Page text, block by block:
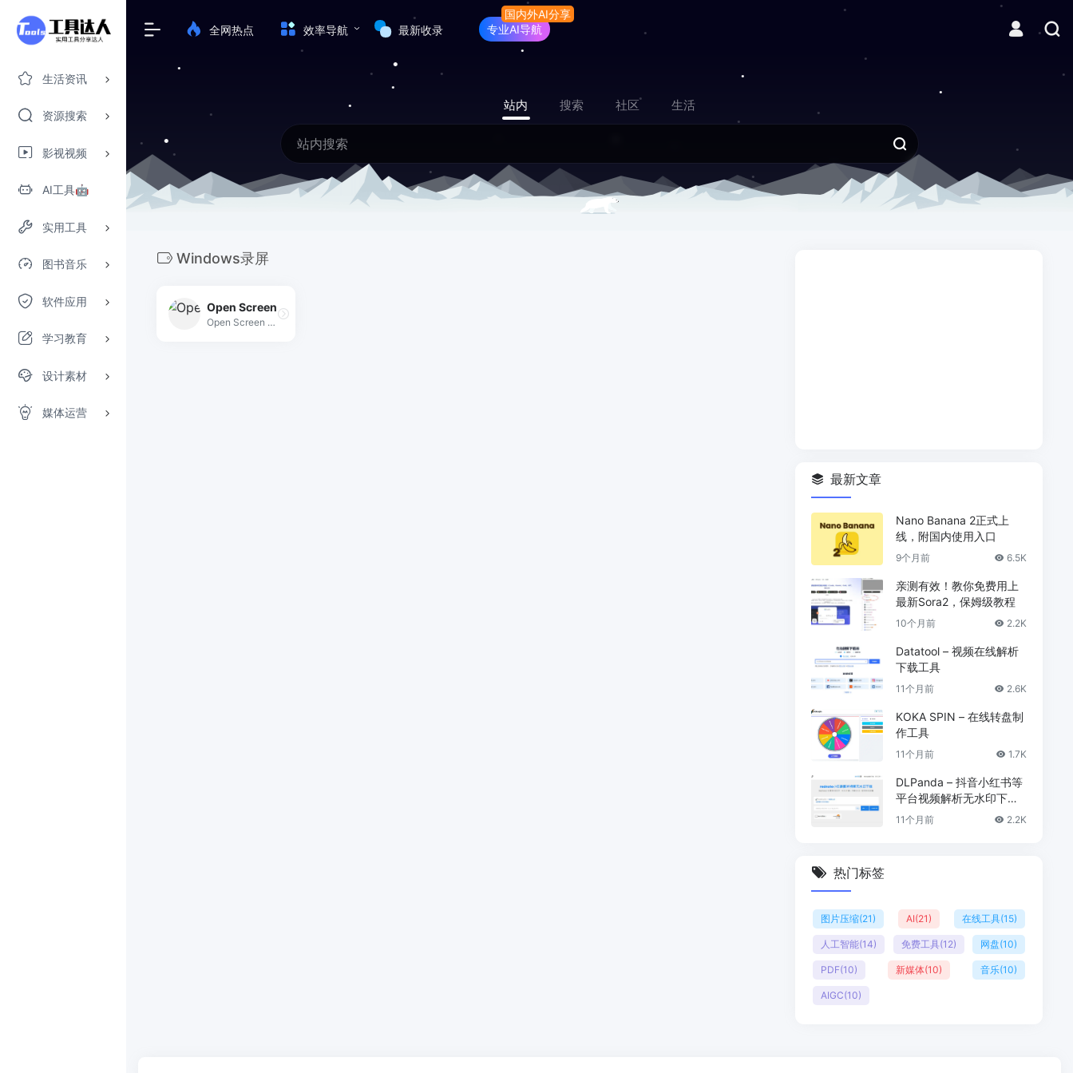
生活资讯
资源搜索
影视视频
AI工具🤖
实用工具
图书音乐
软件应用
学习教育
设计素材
媒体运营
全网热点 效率导航 最新收录 专业AI导航
站内 搜索 社区 生活
Windows录屏
Open Screen
Open Screen 是一款免费且开源的屏幕录制工具，专为创作者设计，提供自动变焦、实时标注和美观背景功能，无需后期剪辑即可制作专业级的产品演示视频。
最新文章
Nano Banana 2正式上
线，附国内使用入口
9个月前 6.5K
亲测有效！教你免费用上
最新Sora2，保姆级教程
10个月前 2.2K
Datatool – 视频在线解析
下载工具
11个月前 2.6K
KOKA SPIN – 在线转盘制
作工具
11个月前 1.7K
DLPanda – 抖音小红书等
平台视频解析无水印下载
工具
11个月前 2.2K
热门标签
图片压缩(21) AI(21) 在线工具(15)
人工智能(14) 免费工具(12) 网盘(10)
PDF(10) 新媒体(10) 音乐(10)
AIGC(10)